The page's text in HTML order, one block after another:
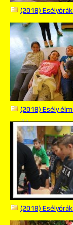
(2018)
(2018) Esély
(11)
(2018)